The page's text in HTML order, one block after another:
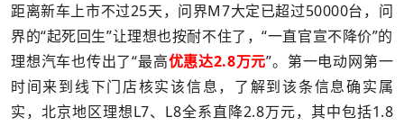
距离新车上市不过25天，问界M7大定已超过50000台，问
界的“起死回生”让理想也按耐不住了，“一直官宣不降价”的
理想汽车也传出了“最高优惠达2.8万元”。第一电动网第一
时间来到线下门店核实该信息，了解到该条信息确实属
实，北京地区理想L7、L8全系直降2.8万元，其中包括1.8